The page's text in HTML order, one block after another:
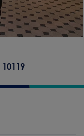
10119